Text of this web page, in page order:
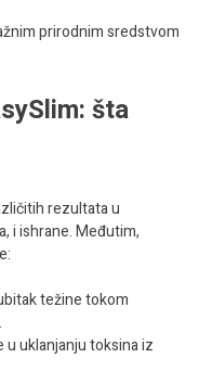
prirodnim sredstvom
šta
rezultata u
i ishrane. Međutim,
težine tokom
u uklanjanju toksina iz